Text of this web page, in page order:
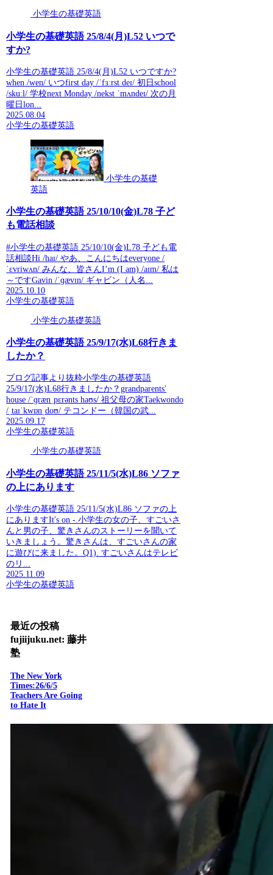
小学生の基礎英語
小学生の基礎英語 25/8/4(月)L52 いつで
すか?
小学生の基礎英語 25/8/4(月)L52 いつですか?
when /wen/ いつfirst day /ˈfɜːrst deɪ/ 初日school
/skuːl/ 学校next Monday /nekst ˈmʌndeɪ/ 次の月
曜日lon...
2025.08.04
小学生の基礎英語
小学生の基礎
英語
小学生の基礎英語 25/10/10(金)L78 子ど
も電話相談
#小学生の基礎英語 25/10/10(金)L78 子ども電
話相談Hi /haɪ/ やあ、こんにちはeveryone /
ˈɛvriwʌn/ みんな、皆さんI’m (I am) /aɪm/ 私は
～ですGavin /ˈɡævɪn/ ギャビン（人名...
2025.10.10
小学生の基礎英語
小学生の基礎英語
小学生の基礎英語 25/9/17(水)L68行きま
したか？
ブログ記事より抜粋小学生の基礎英語
25/9/17(水)L68行きましたか？grandparents'
house /ˈɡrænˌpɛrənts haʊs/ 祖父母の家Taekwondo
/ˌtaɪˈkwɒnˌdoʊ/ テコンドー（韓国の武...
2025.09.17
小学生の基礎英語
小学生の基礎英語
小学生の基礎英語 25/11/5(水)L86 ソファ
の上にあります
小学生の基礎英語 25/11/5(水)L86 ソファの上
にありますIt's on -.小学生の女の子、すごいさ
んと男の子、驚きさんのストーリーを聞いて
いきましょう。驚きさんは、すごいさんの家
に遊びに来ました。Q1). すごいさんはテレビ
のリ...
2025.11.09
小学生の基礎英語
最近の投稿
fujiijuku.net: 藤井
塾
The New York
Times:26/6/5
Teachers Are Going
to Hate It